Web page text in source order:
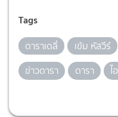
Tags
ดาราเดลี่ เข้ม หัสวีร์
ข่าวดารา
ดารา